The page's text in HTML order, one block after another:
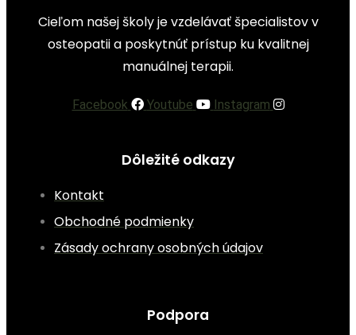
Cieľom našej školy je vzdelávať špecialistov v
osteopatii a poskytnúť prístup ku kvalitnej
manuálnej terapii.
Facebook Youtube Instagram
Dôležité odkazy
Kontakt
Obchodné podmienky
Zásady ochrany osobných údajov
Podpora